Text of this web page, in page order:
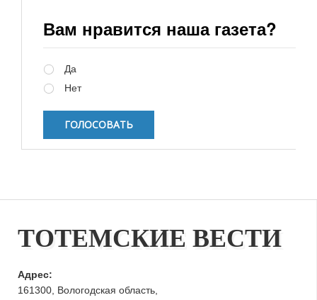
Вам нравится наша газета?
Да
Нет
ТОТЕМСКИЕ ВЕСТИ
Адрес:
161300, Вологодская область,